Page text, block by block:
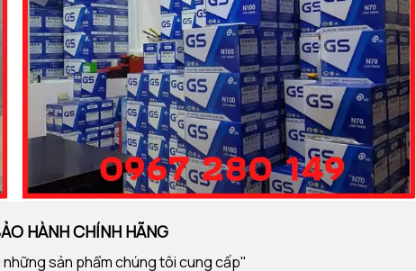
HÀNH CHÍNH HÃNG
sản phẩm chúng tôi cung cấp"